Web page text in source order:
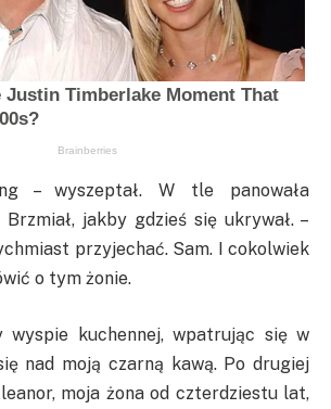
– wyszeptał. W tle panowała
jakby gdzieś się ukrywał. –
przyjechać. Sam. I cokolwiek
o tym żonie.
wyspie kuchennej, wpatrując się w
nad moją czarną kawą. Po drugiej
moja żona od czterdziestu lat,